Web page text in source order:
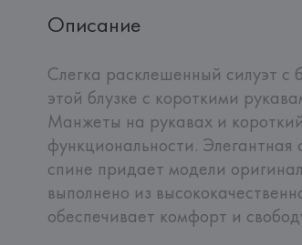
Описание
Слегка расклешенный силуэт
этой блузке с короткими
Манжеты на рукавах и
функциональности. Элегантная
спине придает модели
выполнено из
обеспечивает комфорт и